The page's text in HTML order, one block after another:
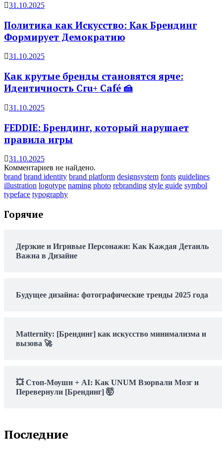
31.10.2025
Политика как Искусство: Как Брендинг
Формирует Демократию
31.10.2025
Как крутые бренды становятся ярче:
Идентичность Cru+ Café 🍰
31.10.2025
FEDDIE: Брендинг, который нарушает
правила игры
31.10.2025
Комментариев не найдено.
brand brand identity brand platform designsystem fonts guidelines
illustration logotype naming photo rebranding style guide symbol
typeface typography
Горячие
Дерзкие и Игривые Персонажи: Как Каждая Детаиль
Важна в Дизайне
Будущее дизайна: фотографические тренды 2025 года
Matternity: [Брендинг] как искусство минимализма и
вызова 🚀
💥 Стоп-Моушн + AI: Как UNUM Взорвали Мозг и
Перевернули [Брендинг] 🤯
Последние